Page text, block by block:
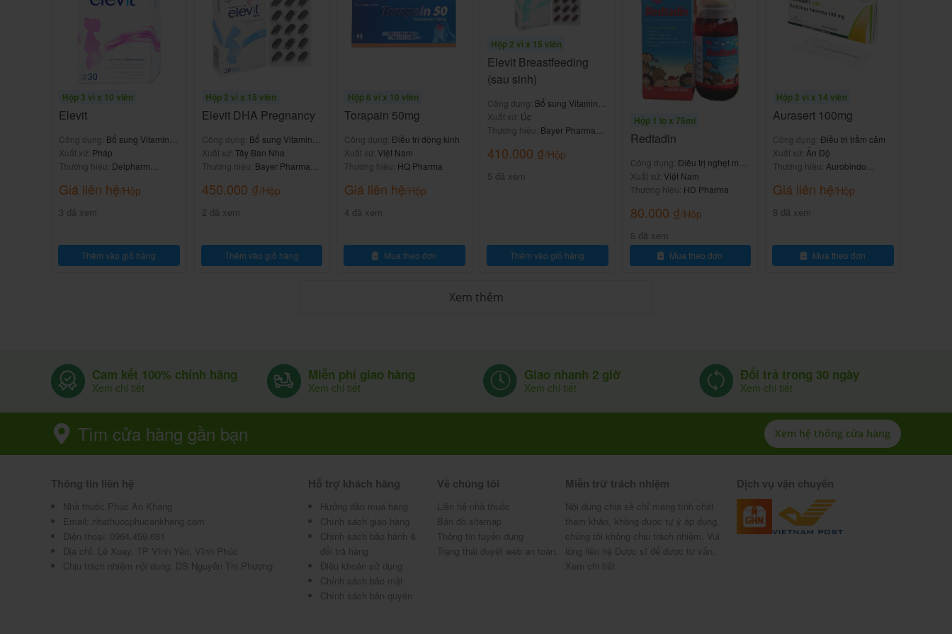
Báo cho bác sĩ nếu gặp bất kỳ tác dụng phụ nào xẩy ra.
Nên dùng Viên Uống Bổ Gan Liver Extract Seedcoms 90 viênnhư thế
nào và liều lượng?
Tuân thủ chặt chẽ theo đơn thuốc của bác sĩ điều trị hoặc nhân viên y tế.
Liều dùng tham khảo theo hướng dẫn sử dụng của nhà sản xuất.
Cách dùng:
-Uống sau bữa ăn vào buổi sáng hoặc tối.
Theo chỉ định của bác sĩ/ liều tham khảo.
-Hạn dùng xem trên bao bì sản phẩm.
-Bảo quản nhiệt độ dưới 30 c, tránh ánh sáng, tránh ẩm.
-Để xa tầm tay trẻ em.
bao nhiêu?
Viên Uống Bổ Gan Liver Extract Seedcom 90 viên được bán tại các quầy thuốc, nhà thuốc trên
toàn quốc. Nhà thuốc Phúc An Khang có dịch vụ hỗ trợ mua thuốc theo đơn và giao thuốc tại nhà.
Đăng ký GỬI ĐƠN THUỐC VÀ NHẬN THUỐC TẠI NHÀ,Tại đây
Bổ Gan Liver Extract Seedcom 90 viên tham khảo tại Nhà thuốc Phúc An
Hộp 3 vỉ x 10 viên
Elevit
Công dụng: Bổ sung Vitamin &
khoáng chất
Xuất xứ: Pháp
Thương hiệu: Delpharm
Giá liên hệ/Hộp
3 đã xem
Thêm vào giỏ hàng
Hộp 2 vỉ x 15 viên
Elevit DHA Pregnancy
Công dụng: Bổ sung Vitamin &
khoáng chất
Xuất xứ: Tây Ban Nha
Thương hiệu: Bayer Pharma
450.000 ₫/Hộp
2 đã xem
Thêm vào giỏ hàng
Hộp 6 vỉ x 10 viên
Torapain 50mg
Công dụng: Điều trị động kinh
Xuất xứ: Việt Nam
Thương hiệu: HQ Pharma
Giá liên hệ/Hộp
4 đã xem
Mua theo đơn
Hộp 2 vỉ x 15 viên
Elevit Breastfeeding
(sau sinh)
Công dụng: Bổ sung Vitamin &
khoáng chất
Xuất xứ: Úc
Thương hiệu: Bayer Pharma
410.000 ₫/Hộp
5 đã xem
Thêm vào giỏ hàng
Hộp 1 lọ x 75ml
Redtadin
Công dụng: Điều trị nghẹt mũi,
nổi mề đay
Xuất xứ: Việt Nam
Thương hiệu: HD Pharma
80.000 ₫/Hộp
5 đã xem
Mua theo đơn
Hộp 2 vỉ x 14 viên
Aurasert 100mg
Công dụng: Điều trị trầm cảm
Xuất xứ: Ấn Độ
Thương hiệu: Aurobindo
Giá liên hệ/Hộp
8 đã xem
Mua theo đơn
Xem thêm
Cam kết 100% chính hãng
Xem chi tiết
Miễn phí giao hàng
Xem chi tiết
Giao nhanh 2 giờ
Xem chi tiết
Đổi trả trong 30 ngày
Xem chi tiết
Tìm cửa hàng gần bạn Xem hệ thống cửa hàng
Thông tin liên hệ
Nhà thuốc Phúc An Khang
Email: nhathuocphucankhang.com
Điện thoại: 0964.459.681
Địa chỉ: Lê Xoay, TP Vĩnh Yên, Vĩnh Phúc
Chịu trách nhiệm nội dung: DS Nguyễn Thị Phượng
Hỗ trợ khách hàng
Hướng dẫn mua hàng
Chính sách giao hàng
Chính sách bảo hành &
đổi trả hàng
Điều khoản sử dụng
Chính sách bảo mật
Chính sách bản quyền
Về chúng tôi
Liên hệ nhà thuốc
Bản đồ sitemap
Thông tin tuyển dụng
Trạng thái duyệt web an toàn.
Miễn trừ trách nhiệm
Nội dung chia sẻ chỉ mang tính chất
tham khảo, không được tự ý áp dụng,
chúng tôi không chịu trách nhiệm. Vui
lòng liên hệ Dược sĩ để được tư vấn.
Xem chi tiết
Dịch vụ vận chuyển